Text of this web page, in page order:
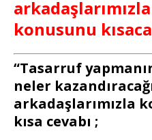
konusunu
“Tasarruf
neler
arkadaşlarımızla
kısa cevabı ;